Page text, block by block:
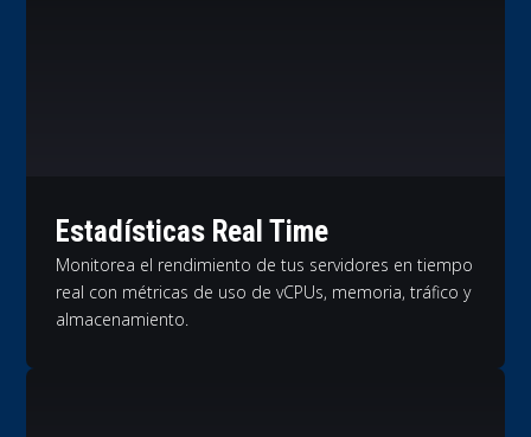
Estadísticas Real Time
Monitorea el rendimiento de tus servidores en tiempo
real con métricas de uso de vCPUs, memoria, tráfico y
almacenamiento.